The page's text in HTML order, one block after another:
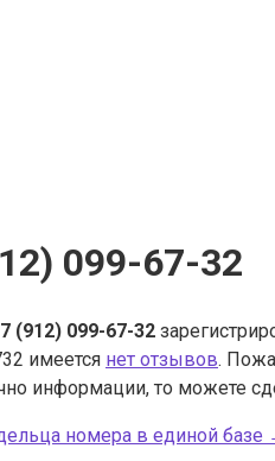
099-67-32
(912) 099-67-32
имеется нет отзывов.
информации, то можете
номера в единой базе